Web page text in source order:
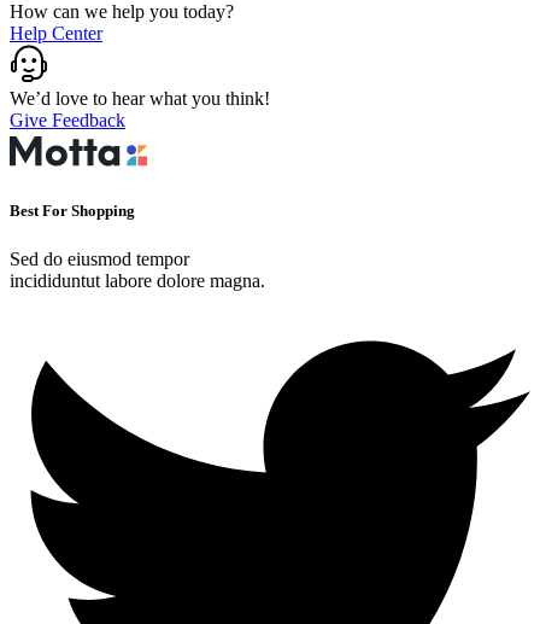
How can we help you today?
Help Center
We’d love to hear what you think!
Give Feedback
Best For Shopping
Sed do eiusmod tempor
incididuntut labore dolore magna.